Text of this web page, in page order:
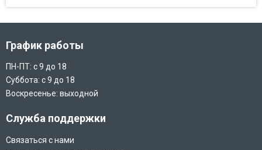
График работы
ПН-ПТ: с 9 до 18
Суббота: с 9 до 18
Воскресенье: выходной
Служба поддержки
Связаться с нами